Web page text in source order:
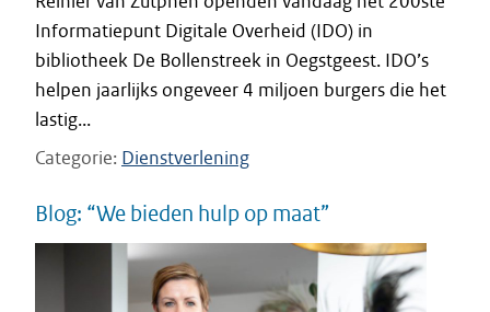
Informatiepunt Digitale Overheid (IDO) in
bibliotheek De Bollenstreek in Oegstgeest. IDO’s
helpen jaarlijks ongeveer 4 miljoen burgers die het
lastig...
Categorie Dienstverlening
Blog: “We bieden hulp op maat”